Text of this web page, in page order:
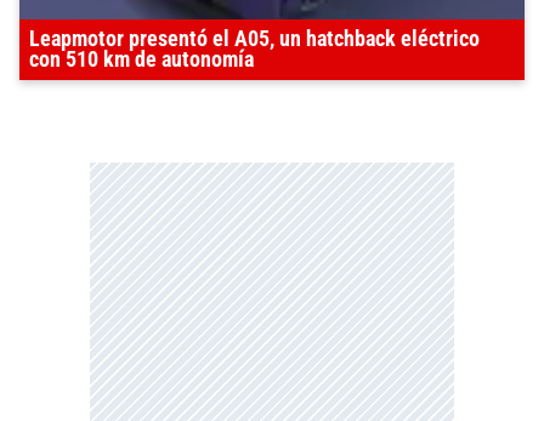
Leapmotor presentó el A05, un hatchback eléctrico
con 510 km de autonomía